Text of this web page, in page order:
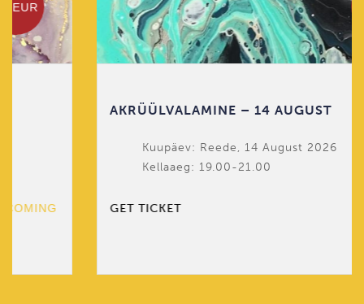
49 EUR
AKRÜÜLVALAMINE – 14 AUGUST
Kuupäev: Reede, 14 August 2026
Kellaaeg: 19.00-21.00
GET TICKET